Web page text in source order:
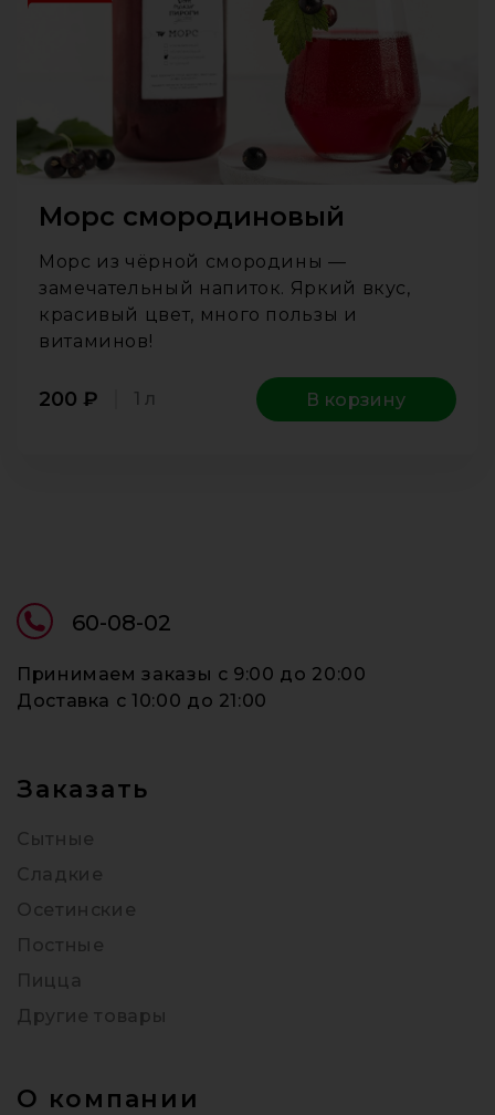
Морс смородиновый
Морс из чёрной смородины —
замечательный напиток. Яркий вкус,
красивый цвет, много пользы и
витаминов!
200 ₽ 1 л В корзину
60-08-02
Принимаем заказы c 9:00 до 20:00
Доставка c 10:00 до 21:00
Заказать
Сытные
Сладкие
Осетинские
Постные
Пицца
Другие товары
О компании